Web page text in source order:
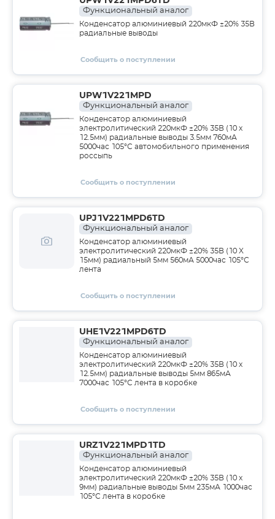
Функциональный аналог
Конденсатор алюминиевый 220мкФ ±20% 35В
радиальные выводы
Сообщить о поступлении
UPW1V221MPD
Функциональный аналог
Конденсатор алюминиевый
электролитический 220мкФ ±20% 35В (10 х
12.5мм) радиальные выводы 3.5мм 760мА
5000час 105°С автомобильного применения
россыпь
Сообщить о поступлении
UPJ1V221MPD6TD
Функциональный аналог
Конденсатор алюминиевый
электролитический 220мкФ ±20% 35В (10 X
15мм) радиальный 5мм 560мА 5000час 105°С
лента
Сообщить о поступлении
UHE1V221MPD6TD
Функциональный аналог
Конденсатор алюминиевый
электролитический 220мкФ ±20% 35В (10 х
12.5мм) радиальные выводы 5мм 865мА
7000час 105°С лента в коробке
Сообщить о поступлении
URZ1V221MPD1TD
Функциональный аналог
Конденсатор алюминиевый
электролитический 220мкФ ±20% 35В (10 х
9мм) радиальные выводы 5мм 235мА 1000час
105°С лента в коробке